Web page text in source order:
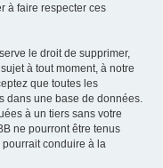
à faire respecter ces
le droit de supprimer,
à tout moment, à notre
que toutes les
dans une base de données.
à un tiers sans votre
ne pourront être tenus
conduire à la